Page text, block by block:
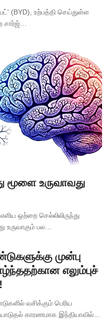
(BYD), உற்பத்தி செய்துள்ள
சார்ஜ்…
மூளை உருவாவது
ஒற்றை செல்லிலிருந்து
உருவாகும் பல…
முன்பு
எலும்புச்
வசிக்கும் பெரிய
காரணமாக இந்தியாவில்…